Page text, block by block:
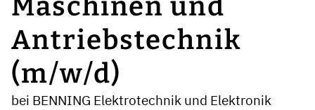
Antriebstechnik
(m/w/d)
bei BENNING Elektrotechnik und Elektronik